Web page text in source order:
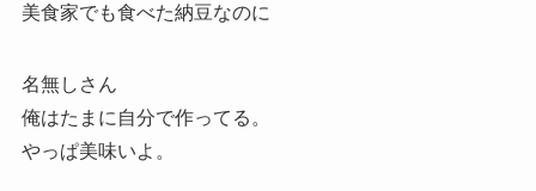
美食家でも食べた納豆なのに
名無しさん
俺はたまに自分で作ってる。
やっぱ美味いよ。